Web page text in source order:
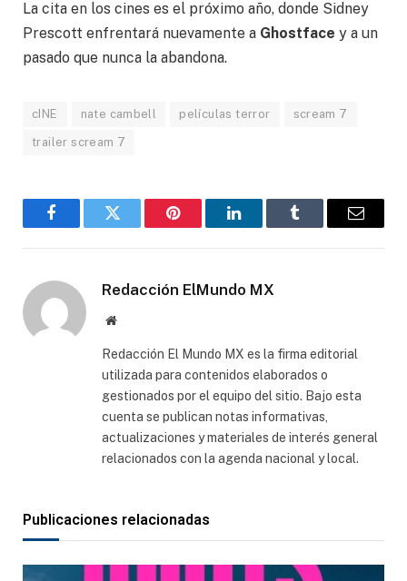
La cita en los cines es el próximo año, donde Sidney
Prescott enfrentará nuevamente a Ghostface y a un
pasado que nunca la abandona.
cINE nate cambell películas terror scream 7
trailer scream 7
FacebookGorjeo Pinterest LinkedInTumblr
Correo
Redacción ElMundo MX
Sitio
Redacción El Mundo MX es la firma editorial
utilizada para contenidos elaborados o
gestionados por el equipo del sitio. Bajo esta
cuenta se publican notas informativas,
actualizaciones y materiales de interés general
relacionados con la agenda nacional y local.
Publicaciones relacionadas